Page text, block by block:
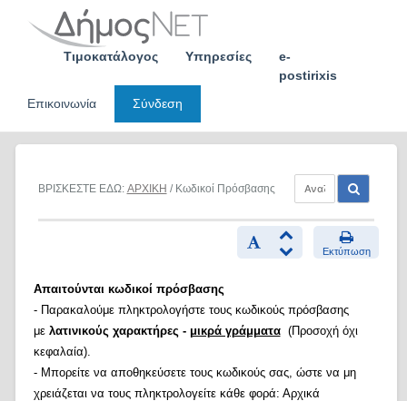
Τιμοκατάλογος Υπηρεσίες
e-
postirixis
Επικοινωνία
Σύνδεση
ΒΡΙΣΚΕΣΤΕ ΕΔΩ: ΑΡΧΙΚΗ / Κωδικοί Πρόσβασης
Εκτύπωση
Απαιτούνται κωδικοί πρόσβασης
- Παρακαλούμε πληκτρολογήστε τους κωδικούς πρόσβασης
με λατινικούς χαρακτήρες - μικρά γράμματα(Προσοχή όχι
κεφαλαία).
- Μπορείτε να αποθηκεύσετε τους κωδικούς σας, ώστε να μη
χρειάζεται να τους πληκτρολογείτε κάθε φορά: Αρχικά